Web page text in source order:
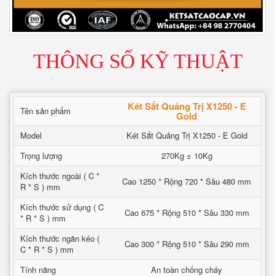
THÔNG SỐ KỸ THUẬT
Tên sản phẩm Két Sắt Quảng Trị X1250 - E
Gold
Model
Két Sắt Quảng Trị X1250 - E Gold
Trọng lượng
270Kg ± 10Kg
Kích thước ngoài ( C *
R * S ) mm
Cao 1250 * Rộng 720 * Sâu 480 mm
Kích thước sử dụng ( C
* R * S ) mm
Cao 675 * Rộng 510 * Sâu 330 mm
Kích thước ngăn kéo (
C * R * S ) mm
Cao 300 * Rộng 510 * Sâu 290 mm
Tính năng
An toàn chống cháy